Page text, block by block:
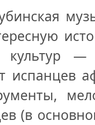
культур —
испанцев
(в